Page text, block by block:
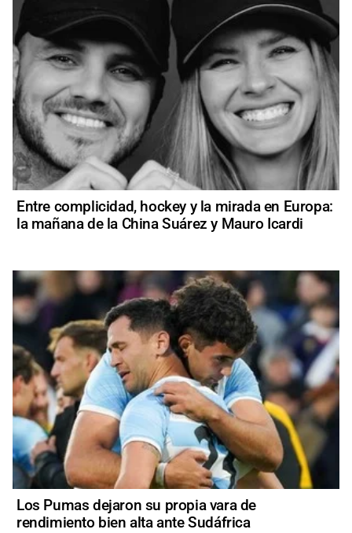
Entre complicidad, hockey y la mirada en Europa:
la mañana de la China Suárez y Mauro Icardi
Los Pumas dejaron su propia vara de
rendimiento bien alta ante Sudáfrica